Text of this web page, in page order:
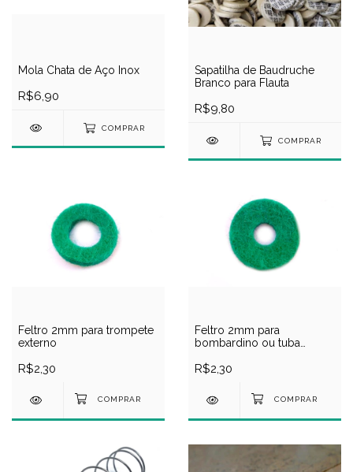
Mola Chata de Aço Inox
R$6,90
COMPRAR
Sapatilha de Baudruche
Branco para Flauta
R$9,80
COMPRAR
Feltro 2mm para trompete
externo
R$2,30
Feltro 2mm para
bombardino ou tuba
R$2,30